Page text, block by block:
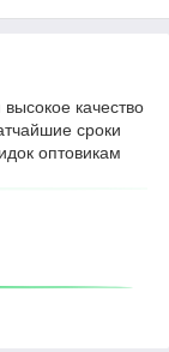
качество
сроки
оптовикам